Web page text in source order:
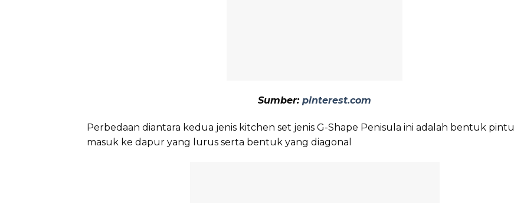
Sumber:pinterest.com
Perbedaan diantara kedua jenis kitchen set jenis G-Shape Penisula ini adalah bentuk pintu
masuk ke dapur yang lurus serta bentuk yang diagonal